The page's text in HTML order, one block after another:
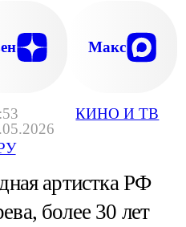
КИНО И ТВ
Макс
артистка РФ
более 30 лет